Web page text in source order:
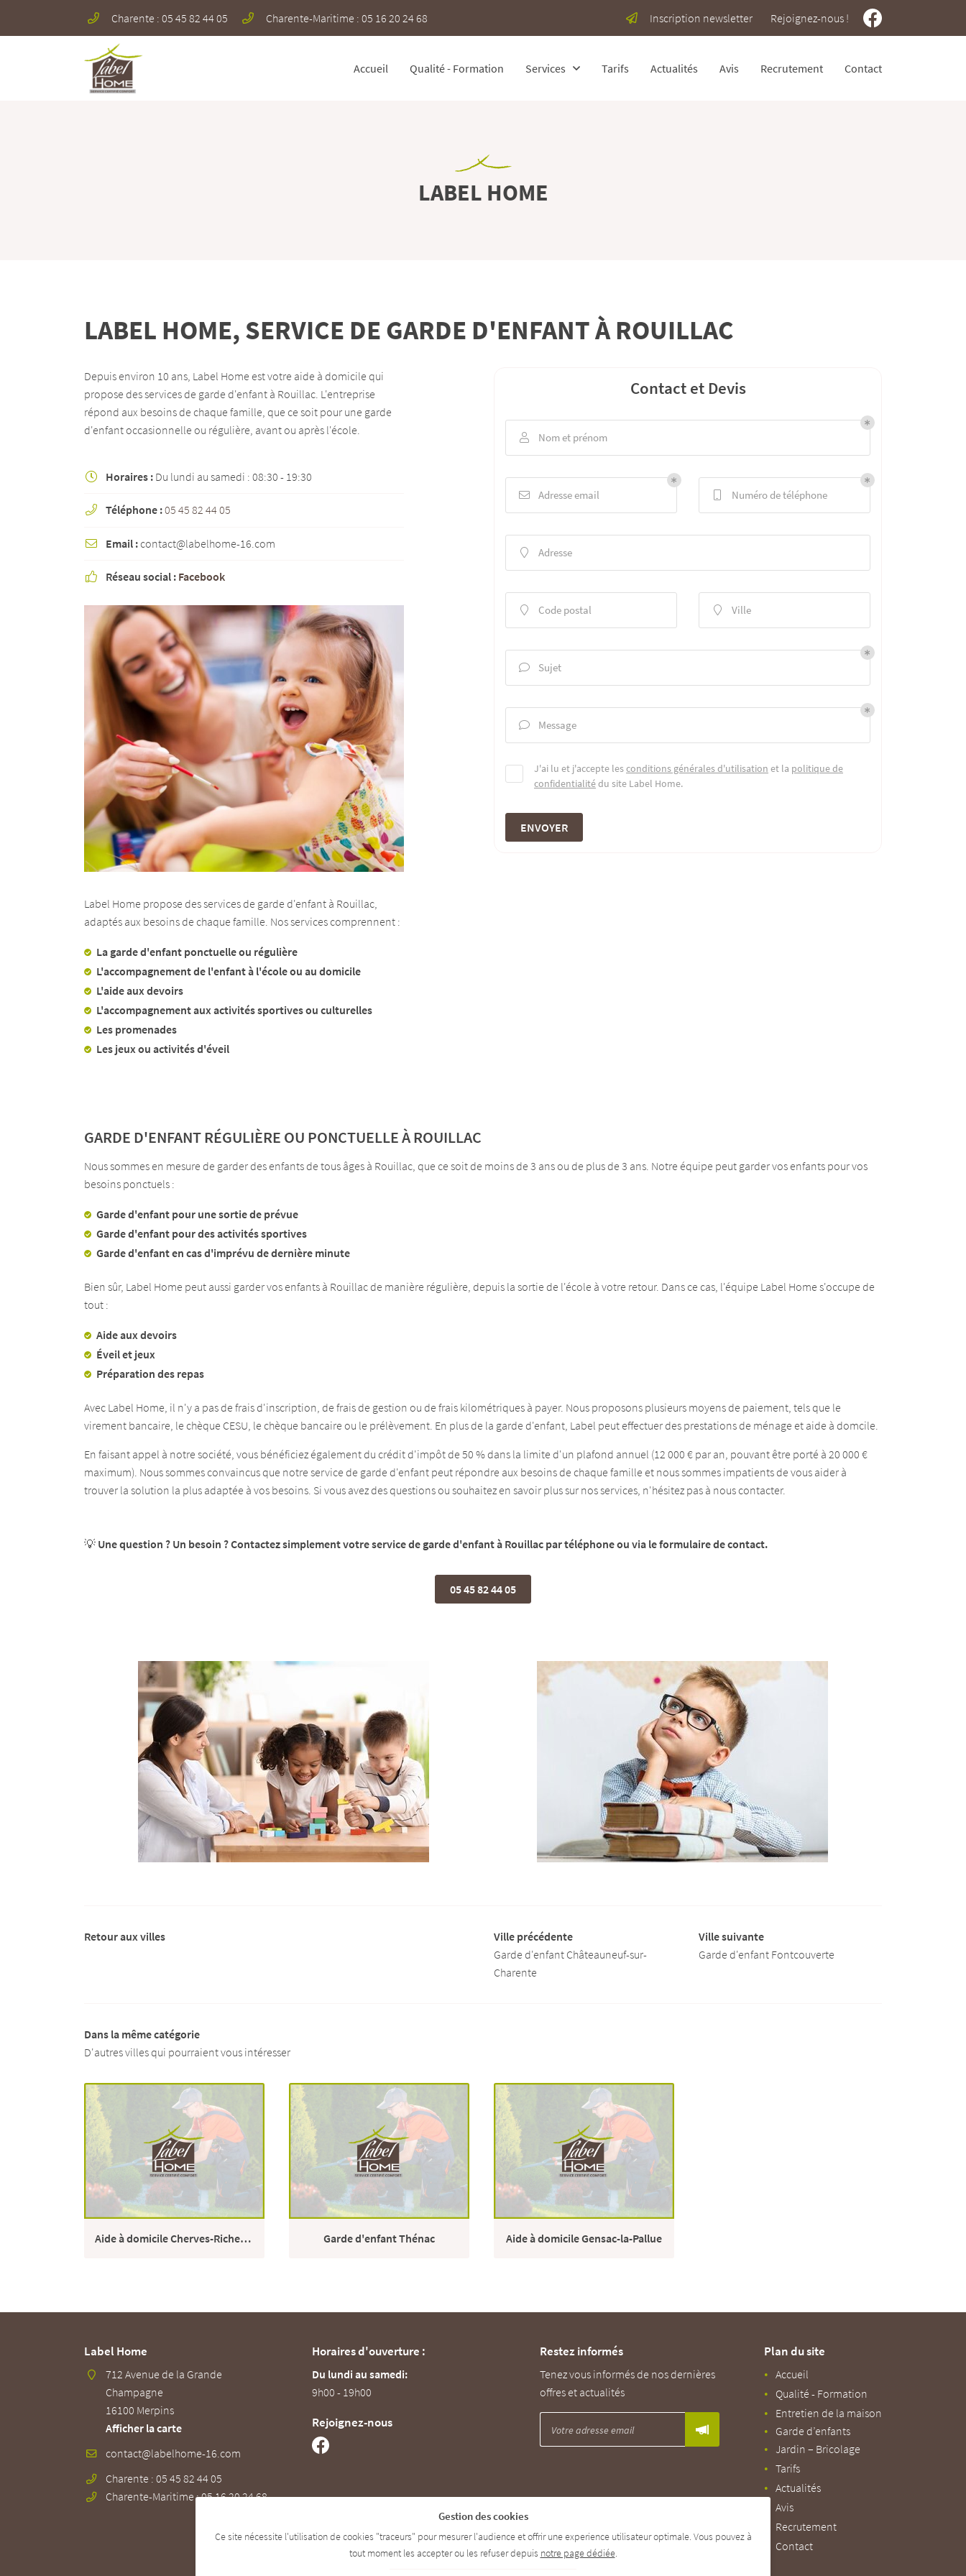
Charente : 05 45 82 44 05 Charente-Maritime : 05 16 20 24 68 Inscription newsletter Rejoignez-nous !
Accueil Qualité - Formation Services Tarifs Actualités Avis Recrutement Contact
712 Avenue de la Grande Champagne
email indiqué ci-dessus. Vous pouvez vous désinscrire à tout moment en utilisantle formulaire
de désinscription .
INSCRIPTION
LABEL HOME
LABEL HOME, SERVICE DE GARDE D'ENFANT À ROUILLAC
Depuis environ 10 ans, Label Home est votre aide à domicile qui
propose des services de garde d'enfant à Rouillac. L'entreprise
répond aux besoins de chaque famille, que ce soit pour une garde
d'enfant occasionnelle ou régulière, avant ou après l'école.
 Horaires : Du lundi au samedi : 08:30 - 19:30
 Téléphone :05 45 82 44 05
 Email :contact@labelhome-16.com
 Réseau social : Facebook
Label Home propose des services de garde d'enfant à Rouillac,
adaptés aux besoins de chaque famille. Nos services comprennent :
La garde d'enfant ponctuelle ou régulière
L'accompagnement de l'enfant à l'école ou au domicile
L'aide aux devoirs
L'accompagnement aux activités sportives ou culturelles
Les promenades
Les jeux ou activités d'éveil
Contact et Devis
 Nom et prénom
 Adresse email Numéro de téléphone
 Adresse
 Code postal  Ville
 Sujet
 Message
J'ai lu et j'accepte lesconditions générales d'utilisation et la politique de
confidentialitédu site Label Home.
ENVOYER
GARDE D'ENFANT RÉGULIÈRE OU PONCTUELLE À ROUILLAC
Nous sommes en mesure de garder des enfants de tous âges à Rouillac, que ce soit de moins de 3 ans ou de plus de 3 ans. Notre équipe peut garder vos enfants pour vos
besoins ponctuels :
Garde d'enfant pour une sortie de prévue
Garde d'enfant pour des activités sportives
Garde d'enfant en cas d'imprévu de dernière minute
Bien sûr, Label Home peut aussi garder vos enfants à Rouillac de manière régulière, depuis la sortie de l'école à votre retour. Dans ce cas, l'équipe Label Home s'occupe de
tout :
Aide aux devoirs
Éveil et jeux
Préparation des repas
Avec Label Home, il n'y a pas de frais d'inscription, de frais de gestion ou de frais kilométriques à payer. Nous proposons plusieurs moyens de paiement, tels que le
virement bancaire, le chèque CESU, le chèque bancaire ou le prélèvement. En plus de la garde d'enfant, Label peut effectuer des prestations de ménage et aide à domcile.
En faisant appel à notre société, vous bénéficiez également du crédit d'impôt de 50 % dans la limite d'un plafond annuel (12 000 € par an, pouvant être porté à 20 000 €
maximum). Nous sommes convaincus que notre service de garde d'enfant peut répondre aux besoins de chaque famille et nous sommes impatients de vous aider à
trouver la solution la plus adaptée à vos besoins. Si vous avez des questions ou souhaitez en savoir plus sur nos services, n'hésitez pas à nous contacter.
💡 Une question ? Un besoin ? Contactez simplement votre service de garde d'enfant à Rouillac par téléphone ou via le formulaire de contact.
05 45 82 44 05
Retour aux villes
Ville précédente
Garde d'enfant Châteauneuf-sur-
Charente
Ville suivante
Garde d'enfant Fontcouverte
Dans la même catégorie
D'autres villes qui pourraient vous intéresser
Aide à domicile Cherves-Richemont Garde d'enfant Thénac Aide à domicile Gensac-la-Pallue
Label Home
712 Avenue de la Grande
Champagne
16100 Merpins
Afficher la carte
Charente : 05 45 82 44 05
Charente-Maritime : 05 16 20 24 68
Horaires d'ouverture :
Du lundi au samedi:
9h00 - 19h00
Rejoignez-nous
Restez informés
Tenez vous informés de nos dernières
offres et actualités
Plan du site
Accueil
Qualité - Formation
Entretien de la maison
Garde d’enfants
Jardin – Bricolage
Tarifs
Actualités
Avis
Recrutement
Contact
Gestion des cookies
Ce site nécessite l'utilisation de cookies "traceurs" pour mesurer l'audience et offrir une experience utilisateur optimale. Vous pouvez à
tout moment les accepter ou les refuser depuis notre page dédiée.